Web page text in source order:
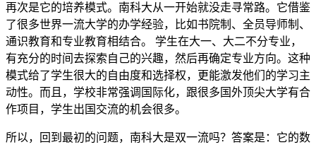
再次是它的培养模式。南科大从一开始就没走寻常路。它借鉴
了很多世界一流大学的办学经验，比如书院制、全员导师制、
通识教育和专业教育相结合。 学生在大一、大二不分专业，
有充分的时间去探索自己的兴趣，然后再确定专业方向。这种
模式给了学生很大的自由度和选择权，更能激发他们的学习主
动性。而且，学校非常强调国际化，跟很多国外顶尖大学有合
作项目，学生出国交流的机会很多。
所以，回到最初的问题，南科大是双一流吗？答案是：它的数